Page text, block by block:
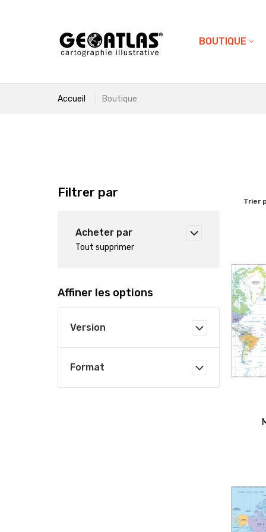
BOUTIQUE
Accueil Boutique
Trier
Filtrer par
Acheter par
Tout supprimer
Affiner les options
Version
Format